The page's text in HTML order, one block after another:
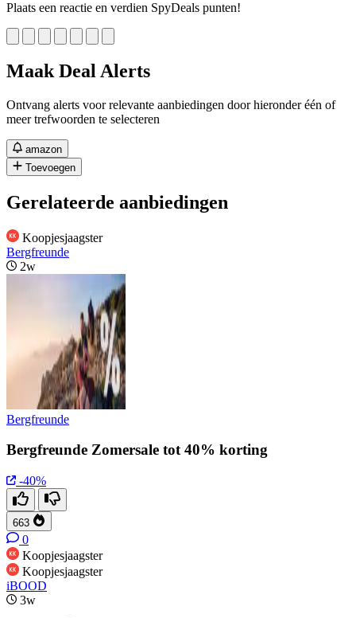
Plaats een reactie en verdien SpyDeals punten!
Maak Deal Alerts
Ontvang alerts voor relevante aanbiedingen door hieronder één of
meer trefwoorden te selecteren
amazon
Toevoegen
Gerelateerde aanbiedingen
Koopjesjaagster
Bergfreunde
2w
Bergfreunde
Bergfreunde Zomersale tot 40% korting
-40%
663
0
Koopjesjaagster
Koopjesjaagster
iBOOD
3w